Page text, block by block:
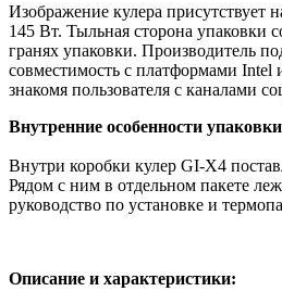
Изображение кулера присутствует
145 Вт. Тыльная сторона упаковки
гранях упаковки. Производитель
совместимость с платформами
знакомя пользователя с каналами
Внутренние особенности
Внутри коробки кулер GI-X4
Рядом с ним в отдельном пакете
руководство по установке и
Описание и характеристики: